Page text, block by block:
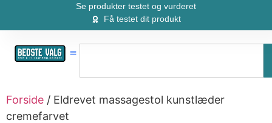
Se produkter testet og vurderet
Få testet dit produkt
Forside / Eldrevet massagestol kunstlæder
cremefarvet